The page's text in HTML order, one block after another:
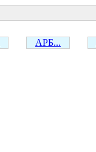
АРБ...